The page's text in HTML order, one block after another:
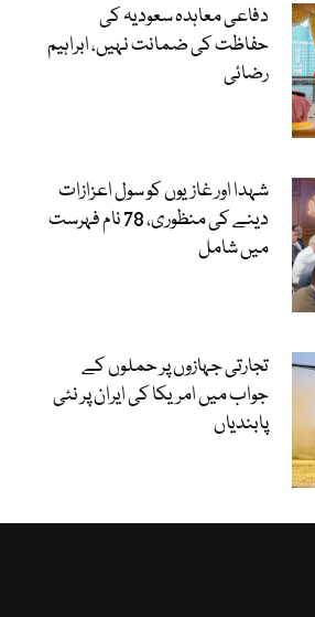
دفاعی معاہدہ سعودیہ کی
حفاظت کی ضمانت نہیں، ابراہیم
رضائی
شہدا اور غازیوں کو سول اعزازات
دینے کی منظوری، 78 نام فہرست
میں شامل
تجارتی جہازوں پر حملوں کے
جواب میں امریکا کی ایران پر نئی
پابندیاں